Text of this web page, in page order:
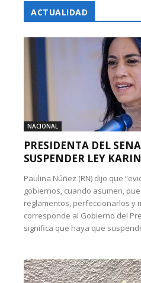
ACTUALIDAD
NACIONAL
PRESIDENTA DEL
SUSPENDER LEY
Paulina Núñez (RN) dijo que
gobiernos, cuando asumen,
reglamentos, perfeccionarlos y
corresponde al Gobierno del
significa que haya que